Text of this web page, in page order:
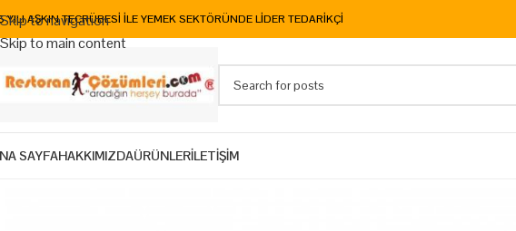
Skip to navigation
Skip to main content
YILI AŞKIN TECRÜBESİ İLE YEMEK SEKTÖRÜNDE LİDER TEDARİKÇİ
SAYFAHAKKIMIZDAÜRÜNLERİLETİŞİM